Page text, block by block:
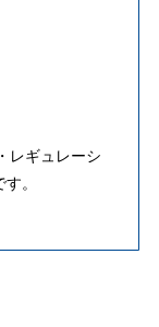
レギュレーシ
。